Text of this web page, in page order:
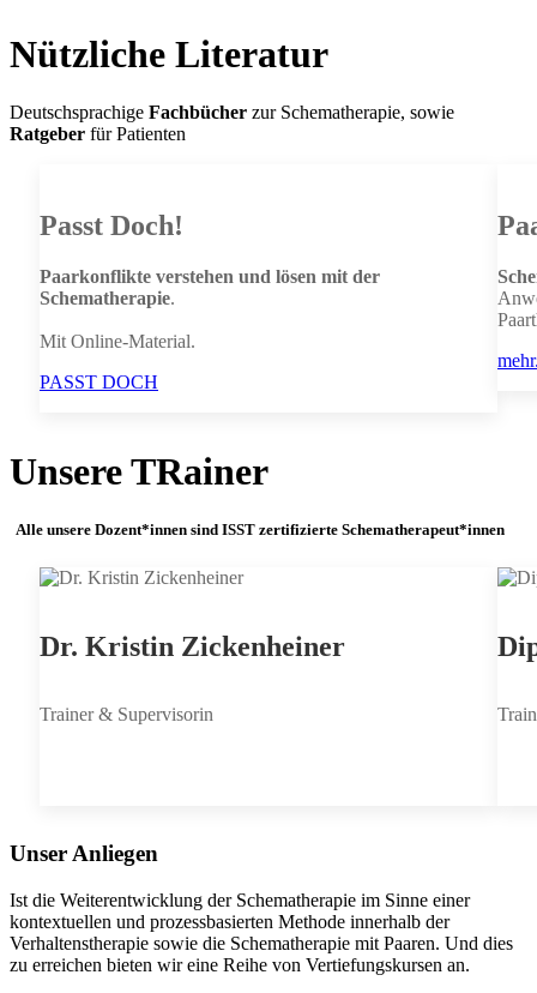
Nützliche Literatur
Deutschsprachige Fachbücher zur Schematherapie, sowie
Ratgeber für Patienten
Passt Doch!
Paarkonflikte verstehen und lösen mit der
Schematherapie.
Mit Online-Material.
PASST DOCH
Unsere TRainer
Alle unsere Dozent*innen sind ISST zertifizierte Schematherapeut*innen
Dr. Kristin Zickenheiner
Trainer & Supervisorin
Unser Anliegen
Ist die Weiterentwicklung der Schematherapie im Sinne einer
kontextuellen und prozessbasierten Methode innerhalb der
Verhaltenstherapie sowie die Schematherapie mit Paaren. Und dies
zu erreichen bieten wir eine Reihe von Vertiefungskursen an.